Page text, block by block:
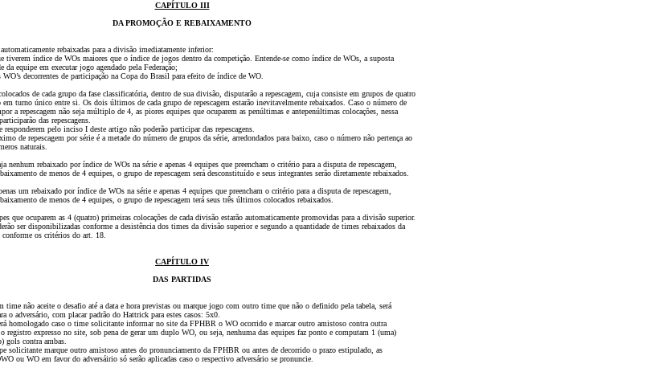
CAPÍTULO III
DA PROMOÇÃO E REBAIXAMENTO
rebaixadas para a divisão imediatamente inferior:
tiverem índice de WOs maiores que o índice de jogos dentro da competição. Entende-se como índice de WOs, a suposta
da equipe em executar jogo agendado pela Federação;
WO’s decorrentes de participação na Copa do Brasil para efeito de índice de WO.
de cada grupo da fase classificatória, dentro de sua divisão, disputarão a repescagem, cuja consiste em grupos de quatro
em turno único entre si. Os dois últimos de cada grupo de repescagem estarão inevitavelmente rebaixados. Caso o número de
a repescagem não seja múltiplo de 4, as piores equipes que ocuparem as penúltimas e antepenúltimas colocações, nessa
das repescagens.
responderem pelo inciso I deste artigo não poderão participar das repescagens.
de repescagem por série é a metade do número de grupos da série, arredondados para baixo, caso o número não pertença ao
naturais.
nenhum rebaixado por índice de WOs na série e apenas 4 equipes que preencham o critério para a disputa de repescagem,
de menos de 4 equipes, o grupo de repescagem será desconstituído e seus integrantes serão diretamente rebaixados.
um rebaixado por índice de WOs na série e apenas 4 equipes que preencham o critério para a disputa de repescagem,
de menos de 4 equipes, o grupo de repescagem terá seus três últimos colocados rebaixados.
que ocuparem as 4 (quatro) primeiras colocações de cada divisão estarão automaticamente promovidas para a divisão superior.
ser disponibilizadas conforme a desistência dos times da divisão superior e segundo a quantidade de times rebaixados da
os critérios do art. 18.
CAPÍTULO IV
DAS PARTIDAS
time não aceite o desafio até a data e hora previstas ou marque jogo com outro time que não o definido pela tabela, será
o adversário, com placar padrão do Hattrick para estes casos: 5x0.
homologado caso o time solicitante informar no site da FPHBR o WO ocorrido e marcar outro amistoso contra outra
o registro expresso no site, sob pena de gerar um duplo WO, ou seja, nenhuma das equipes faz ponto e computam 1 (uma)
gols contra ambas.
solicitante marque outro amistoso antes do pronunciamento da FPHBR ou antes de decorrido o prazo estipulado, as
ou WO em favor do adversáirio só serão aplicadas caso o respectivo adversário se pronuncie.